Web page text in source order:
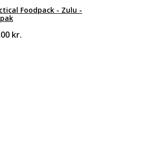
Foodpack - Zulu -
kr.